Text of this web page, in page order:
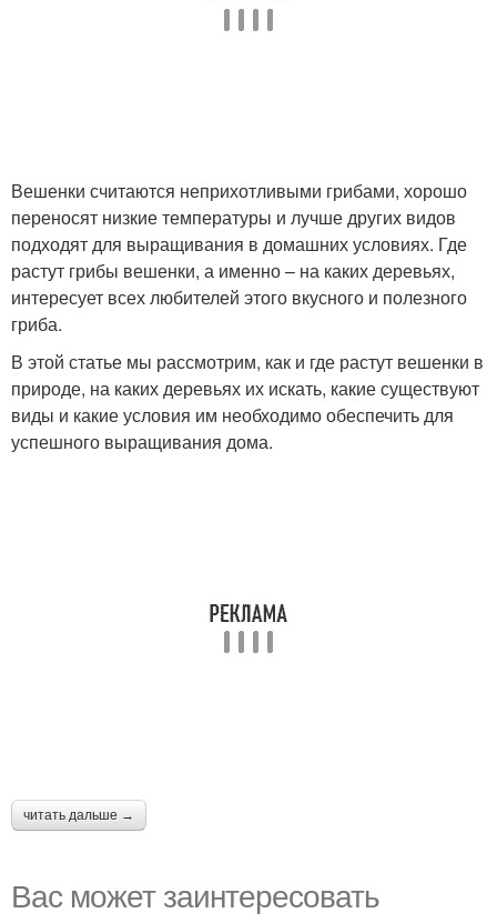
Вешенки считаются неприхотливыми грибами, хорошо
переносят низкие температуры и лучше других видов
подходят для выращивания в домашних условиях. Где
растут грибы вешенки, а именно – на каких деревьях,
интересует всех любителей этого вкусного и полезного
гриба.
В этой статье мы рассмотрим, как и где растут вешенки в
природе, на каких деревьях их искать, какие существуют
виды и какие условия им необходимо обеспечить для
успешного выращивания дома.
читать дальше →
Вас может заинтересовать